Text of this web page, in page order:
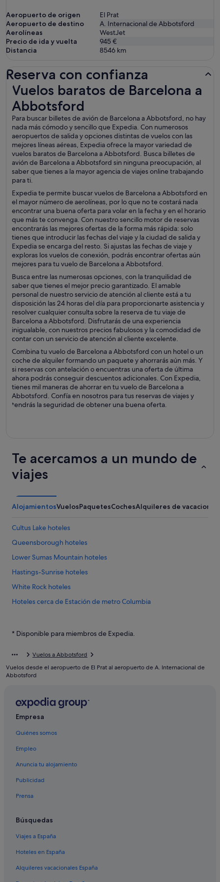
Aeropuerto de origen
El Prat
Aeropuerto de destino
A. Internacional de Abbotsford
Aerolíneas
WestJet
Precio de ida y vuelta
945 €
Distancia
8546 km
Reserva con confianza
Vuelos baratos de Barcelona a
Abbotsford
Para buscar billetes de avión de Barcelona a Abbotsford, no hay
nada más cómodo y sencillo que Expedia. Con numerosos
aeropuertos de salida y opciones distintas de vuelos con las
mejores líneas aéreas, Expedia ofrece la mayor variedad de
vuelos baratos de Barcelona a Abbotsford. Busca billetes de
avión de Barcelona a Abbotsford sin ninguna preocupación, al
saber que tienes a la mayor agencia de viajes online trabajando
para ti.
Expedia te permite buscar vuelos de Barcelona a Abbotsford en
el mayor número de aerolíneas, por lo que no te costará nada
encontrar una buena oferta para volar en la fecha y en el horario
que más te convenga. Con nuestro sencillo motor de reservas
encontrarás las mejores ofertas de la forma más rápida: solo
tienes que introducir las fechas del viaje y la ciudad de salida y
Expedia se encarga del resto. Si ajustas las fechas de viaje y
exploras los vuelos de conexión, podrás encontrar ofertas aún
mejores para tu vuelo de Barcelona a Abbotsford.
Busca entre las numerosas opciones, con la tranquilidad de
saber que tienes el mejor precio garantizado. El amable
personal de nuestro servicio de atención al cliente está a tu
disposición las 24 horas del día para proporcionarte asistencia y
resolver cualquier consulta sobre la reserva de tu viaje de
Barcelona a Abbotsford. Disfrutarás de una experiencia
inigualable, con nuestros precios fabulosos y la comodidad de
contar con un servicio de atención al cliente excelente.
Combina tu vuelo de Barcelona a Abbotsford con un hotel o un
coche de alquiler formando un paquete y ahorrarás aún más. Y
si reservas con antelación o encuentras una oferta de última
ahora podrás conseguir descuentos adicionales. Con Expedia,
tienes mil maneras de ahorrar en tu vuelo de Barcelona a
Abbotsford. Confía en nosotros para tus reservas de viajes y
tendrás la seguridad de obtener una buena oferta.
Vuelos baratos de Barcelona a Abbotsford
Te acercamos a un mundo de
viajes
AlojamientosVuelosPaquetesCochesAlquileres de vacaciones
Cultus Lake hoteles
Queensborough hoteles
Lower Sumas Mountain hoteles
Hastings-Sunrise hoteles
White Rock hoteles
Hoteles cerca de Estación de metro Columbia
Surrey hoteles
Harrison Hot Springs hoteles
Maple Ridge hoteles
Abbotsford hoteles
Burnaby hoteles
Willoughby hoteles
Metrotown hoteles
Mission hoteles
Ioco hoteles
Haney hoteles
Guildford hoteles
Apartamentos en New Westminster
Tsawwassen hoteles
Langley hoteles
* Disponible para miembros de Expedia.
Vuelos a Abbotsford
Vuelos desde el aeropuerto de El Prat al aeropuerto de A. Internacional de
Abbotsford
Empresa
Quiénes somos
Empleo
Anuncia tu alojamiento
Publicidad
Prensa
Búsquedas
Viajes a España
Hoteles en España
Alquileres vacacionales España